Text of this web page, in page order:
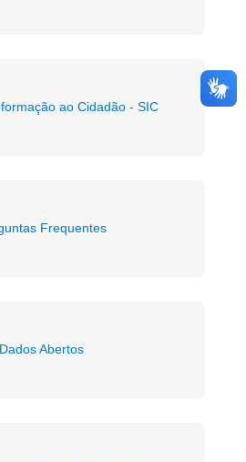
ao Cidadão - SIC
Frequentes
Dados Abertos